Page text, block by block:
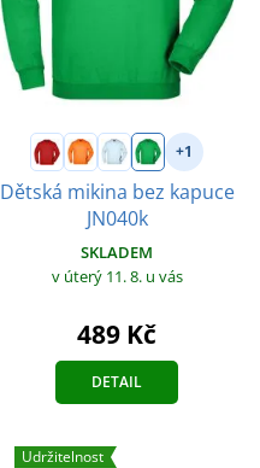
+1
Dětská mikina bez kapuce
JN040k
SKLADEM
v úterý 11. 8. u vás
489 Kč
DETAIL
Udržitelnost